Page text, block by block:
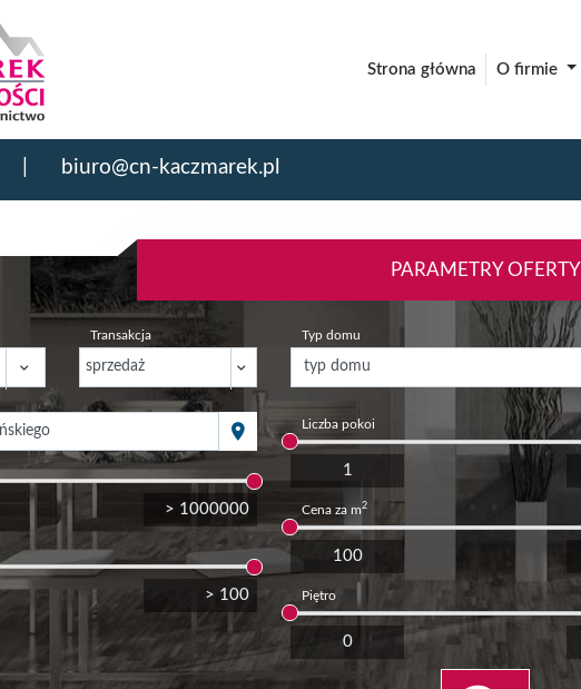
Strona główna O firmie
biuro@cn-kaczmarek.pl
PARAMETRY OFERTY
Transakcja Typ domu
Liczba pokoi
Cena za m2
Piętro